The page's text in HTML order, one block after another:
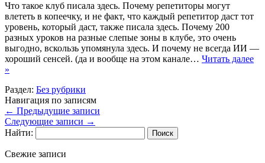
Что такое клуб писала здесь. Почему репетиторы могут
влететь в копеечку, и не факт, что каждый репетитор даст тот
уровень, который даст, также писала здесь. Почему 200
разных уроков на разные слепые зоны в клубе, это очень
выгодно, вскользь упомянула здесь. И почему не всегда ИИ —
хороший сенсей. (да и вообще на этом канале… Читать далее
»
Раздел: Без рубрики
Навигация по записям
← Предыдущие записи
Следующие записи →
Найти:
Свежие записи